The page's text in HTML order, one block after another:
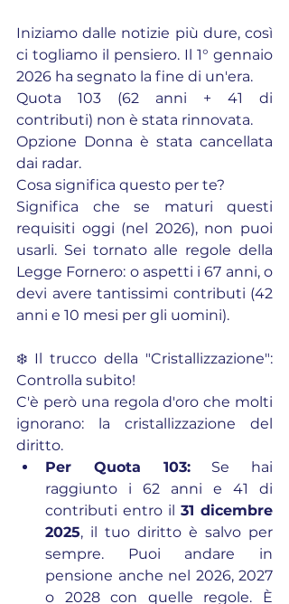
Iniziamo dalle notizie più dure, così
ci togliamo il pensiero. Il 1° gennaio
2026 ha segnato la fine di un'era.
Quota 103 (62 anni + 41 di
contributi) non è stata rinnovata.
Opzione Donna è stata cancellata
dai radar.
Cosa significa questo per te?
Significa che se maturi questi
requisiti oggi (nel 2026), non puoi
usarli. Sei tornato alle regole della
Legge Fornero: o aspetti i 67 anni, o
devi avere tantissimi contributi (42
anni e 10 mesi per gli uomini).
❄️ Il trucco della "Cristallizzazione":
Controlla subito!
C'è però una regola d'oro che molti
ignorano: la cristallizzazione del
diritto.
Per Quota 103: Se hai
raggiunto i 62 anni e 41 di
contributi entro il 31 dicembre
2025, il tuo diritto è salvo per
sempre. Puoi andare in
pensione anche nel 2026, 2027
o 2028 con quelle regole. È